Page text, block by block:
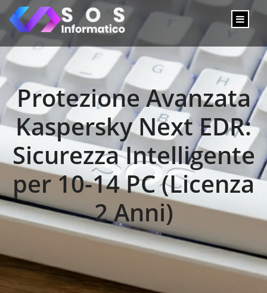
Protezione Avanzata
Kaspersky Next EDR:
Sicurezza Intelligente
per 10-14 PC (Licenza
2 Anni)